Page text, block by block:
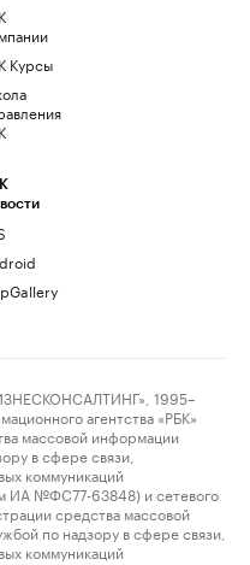
Курсы
1995–
агентства «РБК»
массовой информации
в сфере связи,
коммуникаций
ИА №ФС77-63848) и сетевого
средства массовой
по надзору в сфере связи,
коммуникаций